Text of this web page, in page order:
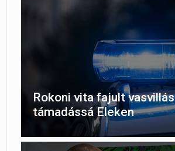
Rokoni vita fajult vasvillás
támadássá Eleken